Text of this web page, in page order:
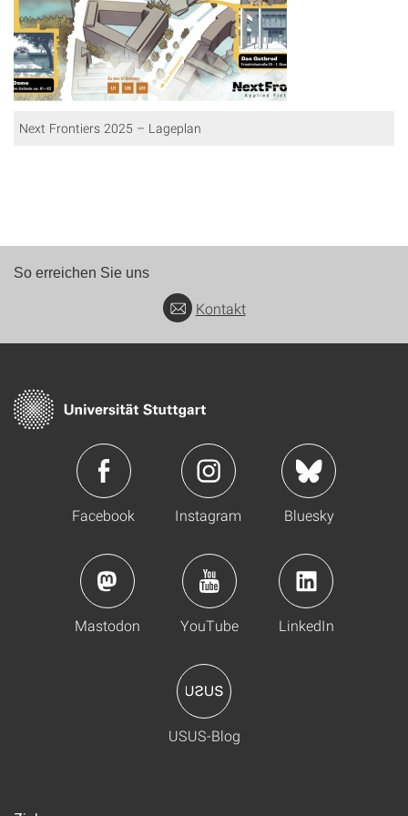
Next Frontiers 2025 – Lageplan
So erreichen Sie uns
Kontakt
Facebook Instagram Bluesky
Mastodon YouTube LinkedIn
USUS-Blog